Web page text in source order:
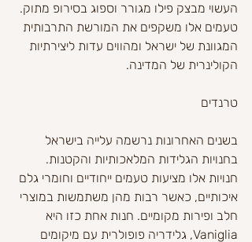
העשוי מבצק פילו מגורר וספוג בסירופ מתוק.
טעמים אלו משקפים את המורשת התרבותית
המגוונת של ישראל ומהווים עדות ליצירתיות
הקולינרית של המדינה.
טרנדים
בשנים האחרונות נרשמה עלייה בישראל
בחנויות הגלידות המלאכותיות והקטנות.
חנויות אלו מציעות טעמים ייחודיים וחומרי גלם
איכותיים, כאשר רבות מהן משתמשות במוצרי
חלב ופירות מקומיים. חנות אחת כזו היא
Vaniglia, גלידריה פופולרית עם מיקומים